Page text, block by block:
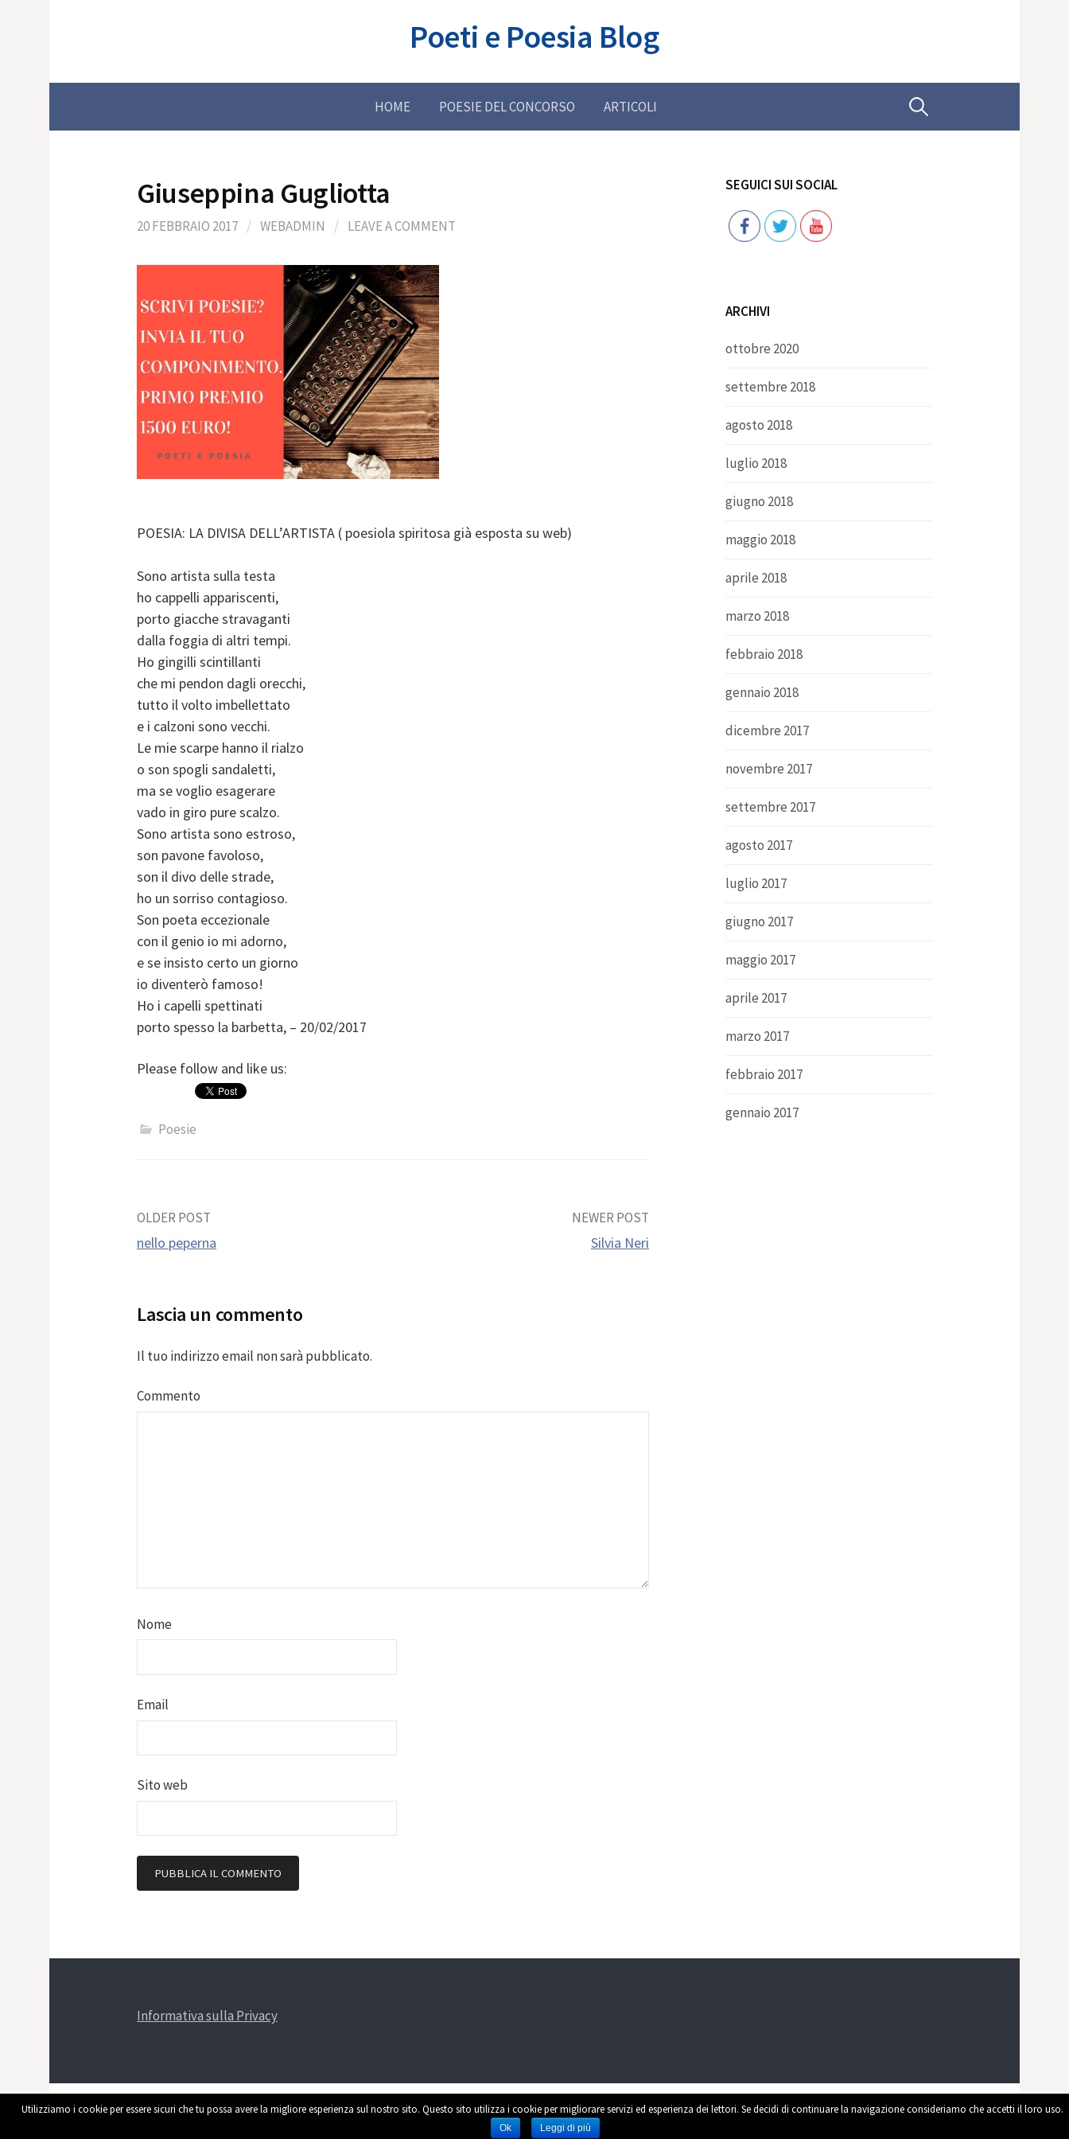
Poeti e Poesia Blog
HOME POESIE DEL CONCORSO ARTICOLI Ricerca
Giuseppina Gugliotta
20 FEBBRAIO 2017 / WEBADMIN / LEAVE A COMMENT
POESIA: LA DIVISA DELL’ARTISTA ( poesiola spiritosa già esposta su web)
Sono artista sulla testa
ho cappelli appariscenti,
porto giacche stravaganti
dalla foggia di altri tempi.
Ho gingilli scintillanti
che mi pendon dagli orecchi,
tutto il volto imbellettato
e i calzoni sono vecchi.
Le mie scarpe hanno il rialzo
o son spogli sandaletti,
ma se voglio esagerare
vado in giro pure scalzo.
Sono artista sono estroso,
son pavone favoloso,
son il divo delle strade,
ho un sorriso contagioso.
Son poeta eccezionale
con il genio io mi adorno,
e se insisto certo un giorno
io diventerò famoso!
Ho i capelli spettinati
porto spesso la barbetta, – 20/02/2017
Please follow and like us:
Poesie
Post
OLDER POST
nello peperna
NEWER POST
Silvia Neri
Lascia un commento
Il tuo indirizzo email non sarà pubblicato.
Commento
Nome
Email
Sito web
SEGUICI SUI SOCIAL
Follow
ARCHIVI
ottobre 2020
settembre 2018
agosto 2018
luglio 2018
giugno 2018
maggio 2018
aprile 2018
marzo 2018
febbraio 2018
gennaio 2018
dicembre 2017
novembre 2017
settembre 2017
agosto 2017
luglio 2017
giugno 2017
maggio 2017
aprile 2017
marzo 2017
febbraio 2017
gennaio 2017
Informativa sulla Privacy
Powered by WordPress | Theme byThemehaus
Utilizziamo i cookie per essere sicuri che tu possa avere la migliore esperienza sul nostro sito. Questo sito utilizza i cookie per migliorare servizi ed esperienza dei lettori. Se decidi di continuare la navigazione consideriamo che accetti il loro uso.
Ok Leggi di più